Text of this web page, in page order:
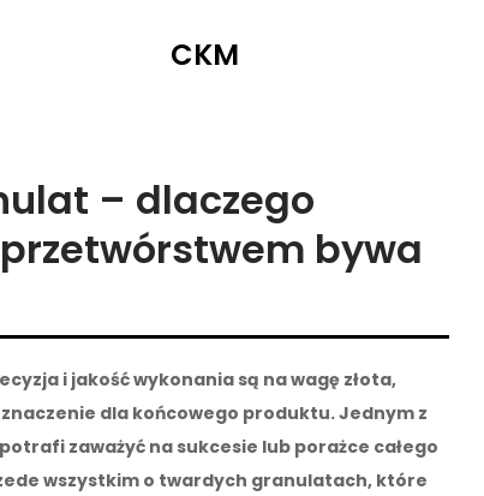
CKM
– dlaczego
bywa
i jakość wykonania są na wagę złota,
dla końcowego produktu. Jednym z
zaważyć na sukcesie lub porażce całego
wszystkim o twardych granulatach, które